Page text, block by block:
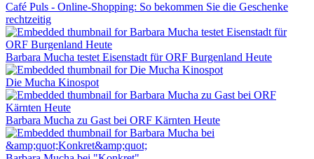
Café Puls - Online-Shopping: So bekommen Sie die Geschenke
rechtzeitig
Barbara Mucha testet Eisenstadt für ORF Burgenland Heute
Die Mucha Kinospot
Barbara Mucha zu Gast bei ORF Kärnten Heute